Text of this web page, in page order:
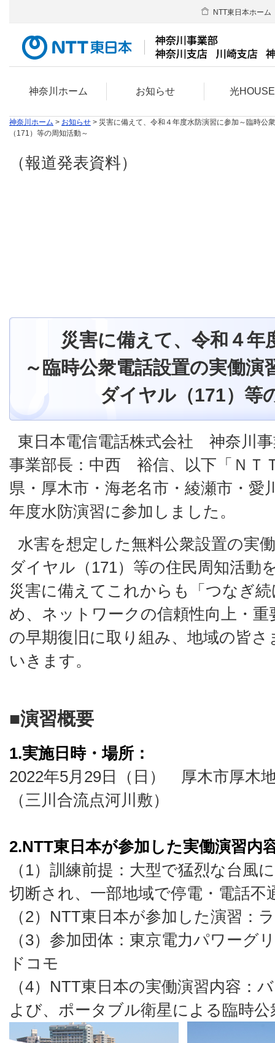
神奈川ホーム お知らせ 光HOUSE
NTT東日本ホーム
神奈川ホーム > お知らせ > 災害に備えて、令和４年度水防演習に参加～臨時公
（171）等の周知活動～
（報道発表資料）
災害に備えて、令和４年
～臨時公衆電話設置の実働演
ダイヤル（171）等
東日本電信電話株式会社 神奈川
事業部長：中西 裕信、以下「ＮＴ
県・厚木市・海老名市・綾瀬市・愛
年度水防演習に参加しました。
水害を想定した無料公衆設置の実
ダイヤル（171）等の住民周知活動
災害に備えてこれからも「つなぎ
め、ネットワークの信頼性向上・
の早期復旧に取り組み、地域の皆
いきます。
■演習概要
1.実施日時・場所：
2022年5月29日（日） 厚木市厚木
（三川合流点河川敷）
2.NTT東日本が参加した実働演習内
（1）訓練前提：大型で猛烈な台風
切断され、一部地域で停電・電話不
（2）NTT東日本が参加した演習：
（3）参加団体：東京電力パワーグ
ドコモ
（4）NTT東日本の実働演習内容：
よび、ポータブル衛星による臨時公